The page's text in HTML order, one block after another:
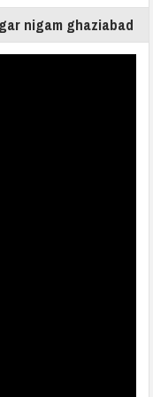
nigam ghaziabad